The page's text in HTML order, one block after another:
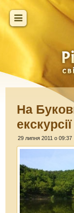
На
29 липня 2011 о 09:37